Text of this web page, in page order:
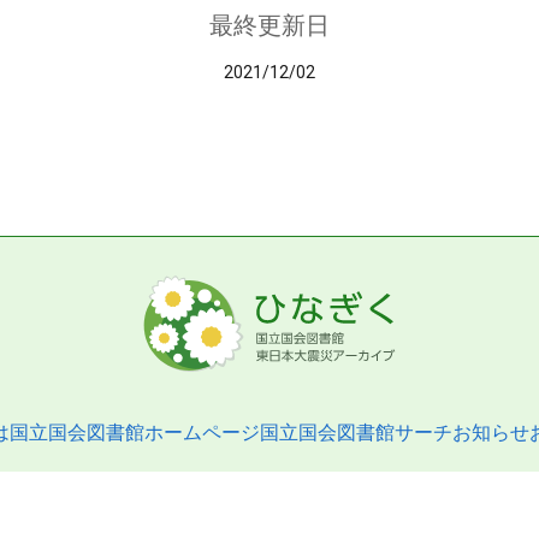
最終更新日
2021/12/02
国立国会図書館ホームページ国立国会図書館サーチお知らせ